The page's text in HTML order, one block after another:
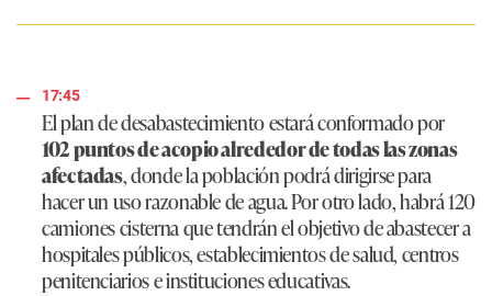
17:45
El plan de desabastecimiento estará conformado por
102 puntos de acopio alrededor de todas las zonas
afectadas, donde la población podrá dirigirse para
hacer un uso razonable de agua. Por otro lado, habrá 120
camiones cisterna que tendrán el objetivo de abastecer a
hospitales públicos, establecimientos de salud, centros
penitenciarios e instituciones educativas.